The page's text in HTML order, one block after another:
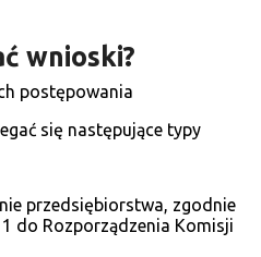
wnioski?
postępowania
się następujące typy
przedsiębiorstwa, zgodnie
do Rozporządzenia Komisji